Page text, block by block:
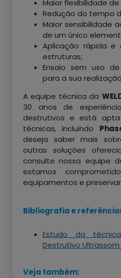
Maior flexibilidade
Redução do tempo
Maior sensibilidade
de um único
Aplicação rápida e
estruturas;
Ensaio sem uso
para a sua
A equipe técnica da
30 anos de
destrutivos e está apta
técnicas, incluindo
deseja saber mais
outras soluções
consulte nossa equipe
estamos
equipamentos e
Bibliografia e
Estudo da
Destrutivo Ultrassom
Veja também: